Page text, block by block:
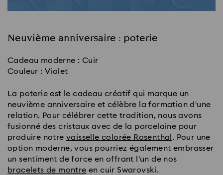
Neuvième anniversaire : poterie
Cadeau moderne : Cuir
Couleur : Violet
La poterie est le cadeau créatif qui marque un
neuvième anniversaire et célèbre la formation d'une
relation. Pour célébrer cette tradition, nous avons
fusionné des cristaux avec de la porcelaine pour
produire notrevaisselle colorée Rosenthal . Pour une
option moderne, vous pourriez également embrasser
un sentiment de force en offrant l'un de nos
bracelets de montre en cuir Swarovski.